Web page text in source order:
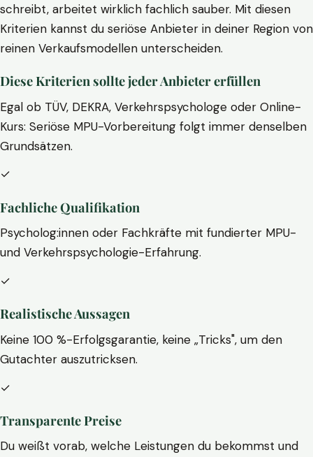
schreibt, arbeitet wirklich fachlich sauber. Mit diesen
Kriterien kannst du seriöse Anbieter in deiner Region von
reinen Verkaufsmodellen unterscheiden.
Diese Kriterien sollte jeder Anbieter erfüllen
Egal ob TÜV, DEKRA, Verkehrspsychologe oder Online-
Kurs: Seriöse MPU-Vorbereitung folgt immer denselben
Grundsätzen.
✓
Fachliche Qualifikation
Psycholog:innen oder Fachkräfte mit fundierter MPU-
und Verkehrspsychologie-Erfahrung.
✓
Realistische Aussagen
Keine 100 %-Erfolgsgarantie, keine „Tricks", um den
Gutachter auszutricksen.
✓
Transparente Preise
Du weißt vorab, welche Leistungen du bekommst und